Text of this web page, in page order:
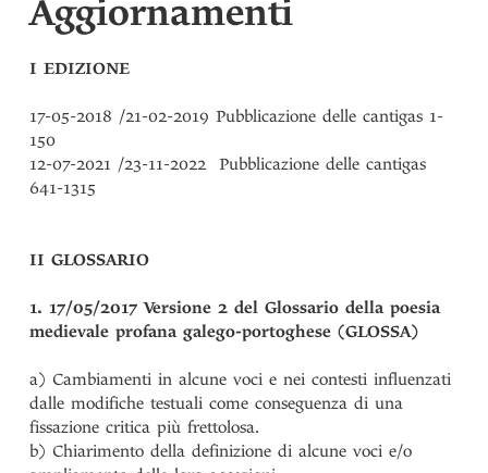
Aggiornamenti
I EDIZIONE
17-05-2018 /21-02-2019 Pubblicazione delle cantigas 1-
150
12-07-2021 /23-11-2022 Pubblicazione delle cantigas
641-1315
II GLOSSARIO
1. 17/05/2017 Versione 2 del Glossario della poesia
medievale profana galego-portoghese (GLOSSA)
a) Cambiamenti in alcune voci e nei contesti influenzati
dalle modifiche testuali come conseguenza di una
fissazione critica più frettolosa.
b) Chiarimento della definizione di alcune voci e/o